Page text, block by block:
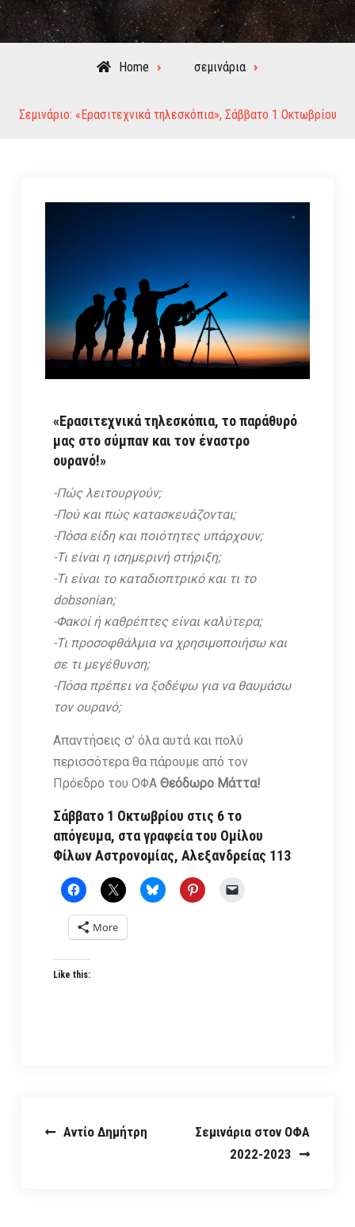
Home σεμινάρια
Σεμινάριο: «Ερασιτεχνικά τηλεσκόπια», Σάββατο 1 Οκτωβρίου
«Ερασιτεχνικά τηλεσκόπια, το παράθυρό
μας στο σύμπαν και τον έναστρο
ουρανό!»
-Πώς λειτουργούν;
-Πού και πώς κατασκευάζονται;
-Πόσα είδη και ποιότητες υπάρχουν;
-Τι είναι η ισημερινή στήριξη;
-Τι είναι το καταδιοπτρικό και τι το
dobsonian;
-Φακοί ή καθρέπτες είναι καλύτερα;
-Τι προσοφθάλμια να χρησιμοποιήσω και
σε τι μεγέθυνση;
-Πόσα πρέπει να ξοδέψω για να θαυμάσω
τον ουρανό;
Απαντήσεις σ’ όλα αυτά και πολύ
περισσότερα θα πάρουμε από τον
Πρόεδρο του ΟΦΑ Θεόδωρο Μάττα!
Σάββατο 1 Οκτωβρίου στις 6 το
απόγευμα, στα γραφεία του Ομίλου
Φίλων Αστρονομίας, Αλεξανδρείας 113
More
Like this:
PostΑντίο Δημήτρη
Σεμινάρια στον ΟΦΑ
2022-2023